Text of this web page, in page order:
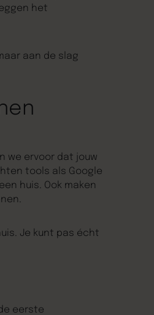
het
aan de slag
we ervoor dat jouw
tools als Google
huis. Ook maken
Je kunt pas écht
eerste